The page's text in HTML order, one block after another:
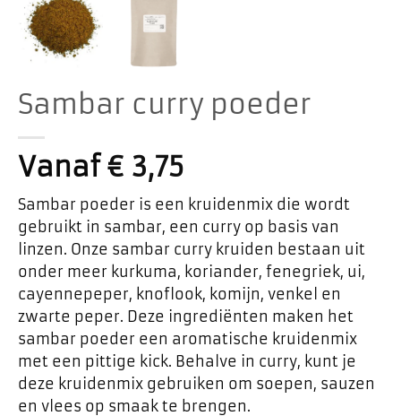
Sambar curry poeder
Vanaf€3,75
Sambar poeder is een kruidenmix die wordt
gebruikt in sambar, een curry op basis van
linzen. Onze sambar curry kruiden bestaan uit
onder meer kurkuma, koriander, fenegriek, ui,
cayennepeper, knoflook, komijn, venkel en
zwarte peper. Deze ingrediënten maken het
sambar poeder een aromatische kruidenmix
met een pittige kick. Behalve in curry, kunt je
deze kruidenmix gebruiken om soepen, sauzen
en vlees op smaak te brengen.